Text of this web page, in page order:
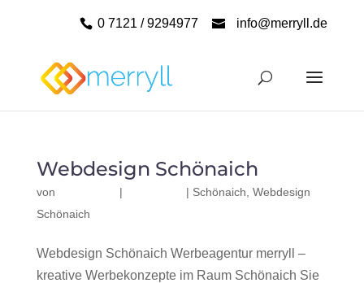
0 7121 / 9294977 info@merryll.de
Webdesign Schönaich
von | | Schönaich Webdesign
Schönaich
Webdesign Schönaich Werbeagentur merryll –
kreative Werbekonzepte im Raum Schönaich Sie